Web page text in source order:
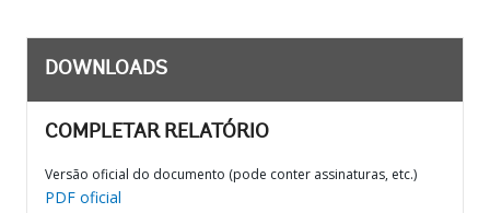
DOWNLOADS
COMPLETAR RELATÓRIO
Versão oficial do documento (pode conter assinaturas, etc.)
PDF oficial